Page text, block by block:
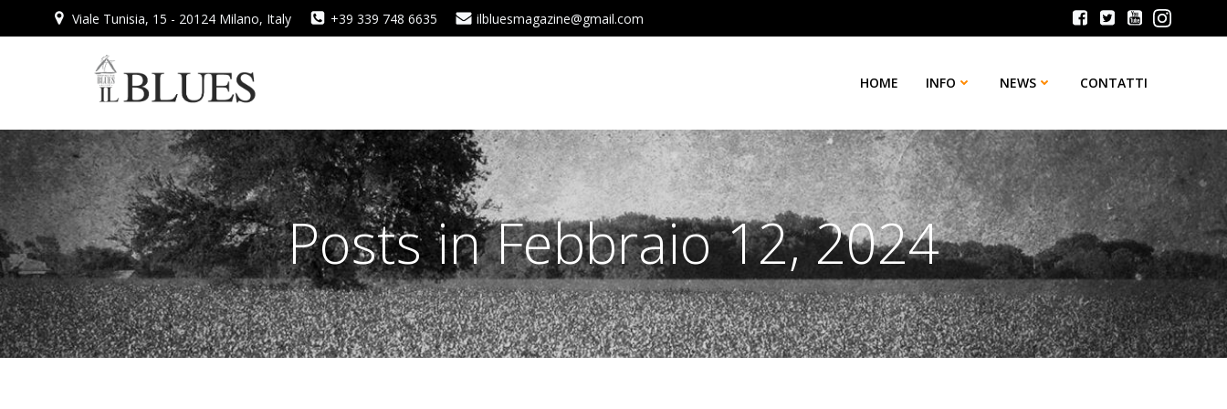
al
Viale Tunisia, 15 - 20124 Milano, Italy +39 339 748 6635 ilbluesmagazine@gmail.com
HOME INFO NEWS CONTATTI
Posts in Febbraio 12, 2024